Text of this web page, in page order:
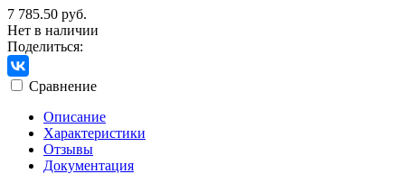
7 785.50 руб.
Нет в наличии
Поделиться:
Сравнение
Описание
Характеристики
Отзывы
Документация